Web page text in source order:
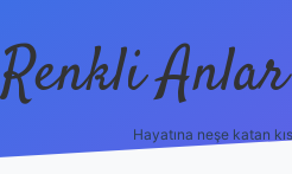
Renkli
Hayatına neşe katan